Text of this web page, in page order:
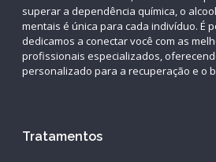
superar a dependência química, o
mentais é única para cada indivíduo. É
dedicamos a conectar você com as
profissionais especializados,
personalizado para a recuperação e o
Tratamentos